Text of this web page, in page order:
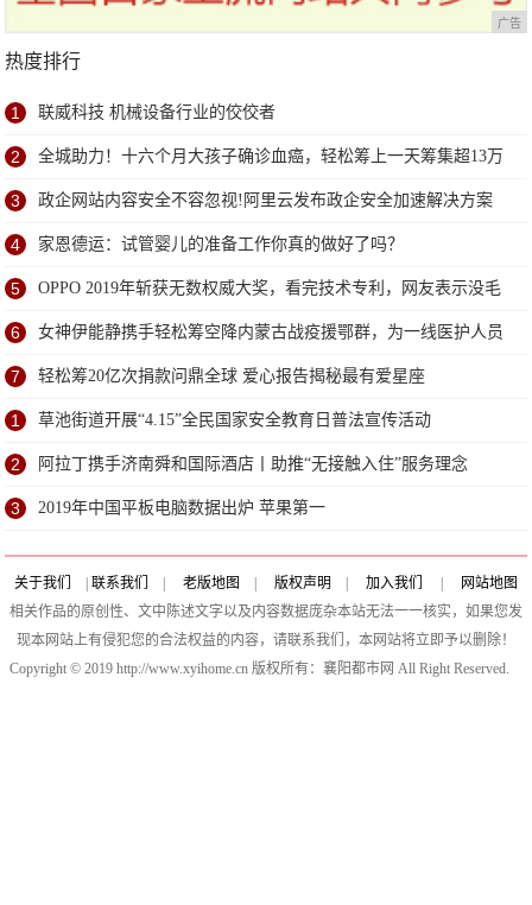
广告
热度排行
1 联威科技 机械设备行业的佼佼者
2 全城助力！十六个月大孩子确诊血癌，轻松筹上一天筹集超13万
善款
3 政企网站内容安全不容忽视!阿里云发布政企安全加速解决方案
4 家恩德运：试管婴儿的准备工作你真的做好了吗？
5 OPPO 2019年斩获无数权威大奖，看完技术专利，网友表示没毛
病
6 女神伊能静携手轻松筹空降内蒙古战疫援鄂群，为一线医护人员
送超甜祝福
7 轻松筹20亿次捐款问鼎全球 爱心报告揭秘最有爱星座
1 草池街道开展“4.15”全民国家安全教育日普法宣传活动
2 阿拉丁携手济南舜和国际酒店丨助推“无接触入住”服务理念
3 2019年中国平板电脑数据出炉 苹果第一
关于我们 联系我们 老版地图 版权声明 加入我们
网站地图
相关作品的原创性、文中陈述文字以及内容数据庞杂本站无法一一核实，如果您发
现本网站上有侵犯您的合法权益的内容，请联系我们，本网站将立即予以删除！
Copyright © 2019 http://www.xyihome.cn 版权所有：襄阳都市网 All Right Reserved.